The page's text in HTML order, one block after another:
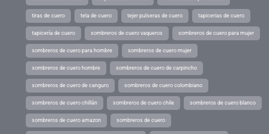
tiras de cuero tela de cuero tejer pulseras de cuero tapicerias de cuero
tapicería de cuero sombreros de cuero vaqueros sombreros de cuero para mujer
sombreros de cuero para hombre sombreros de cuero mujer
sombreros de cuero hombre sombreros de cuero de carpincho
sombreros de cuero de canguro sombreros de cuero colombiano
sombreros de cuero chillán sombreros de cuero chile sombreros de cuero blanco
sombreros de cuero amazon sombreros de cuero